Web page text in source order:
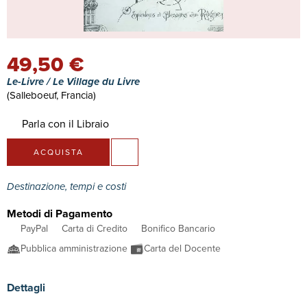
49,50 €
Le-Livre / Le Village du Livre
(Salleboeuf, Francia)
Parla con il Libraio
ACQUISTA
Destinazione, tempi e costi
Metodi di Pagamento
PayPal Carta di Credito
Bonifico Bancario
Pubblica amministrazione
Carta del Docente
Dettagli